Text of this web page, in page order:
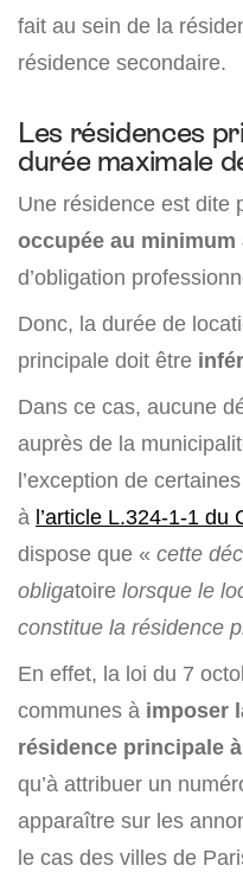
fait au sein de la
résidence secondaire.
Les résidences
durée maximale
Une résidence est dite
occupée au minimum
d’obligation
Donc, la durée de
principale doit être
Dans ce cas, aucune
auprès de la
l’exception de
à l’article L.324-1-1 du
dispose que « cette
obligatoire lorsque le
constitue la résidence
En effet, la loi du 7
communes à imposer
résidence principale
qu’à attribuer un
apparaître sur les
le cas des villes de